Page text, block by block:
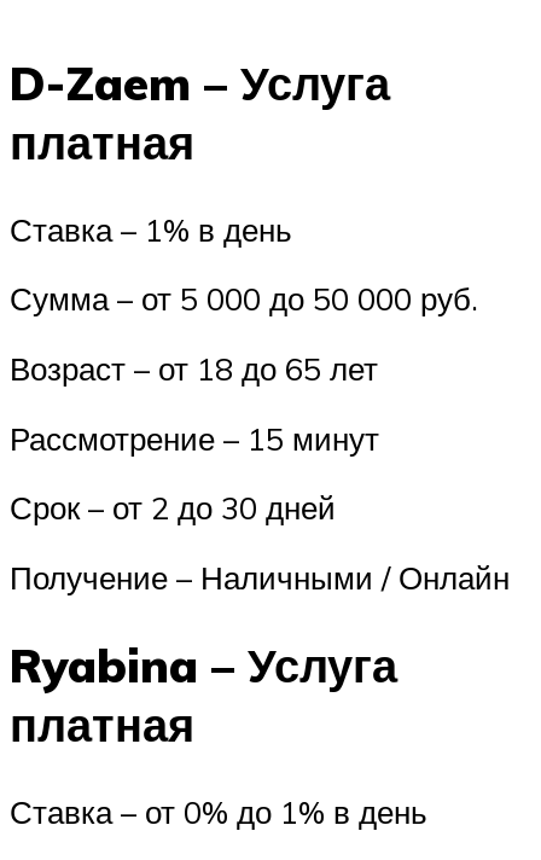
D-Zaem – Услуга
платная
Ставка – 1% в день
Сумма – от 5 000 до 50 000 руб.
Возраст – от 18 до 65 лет
Рассмотрение – 15 минут
Срок – от 2 до 30 дней
Получение – Наличными / Онлайн
Ryabina – Услуга
платная
Ставка – от 0% до 1% в день